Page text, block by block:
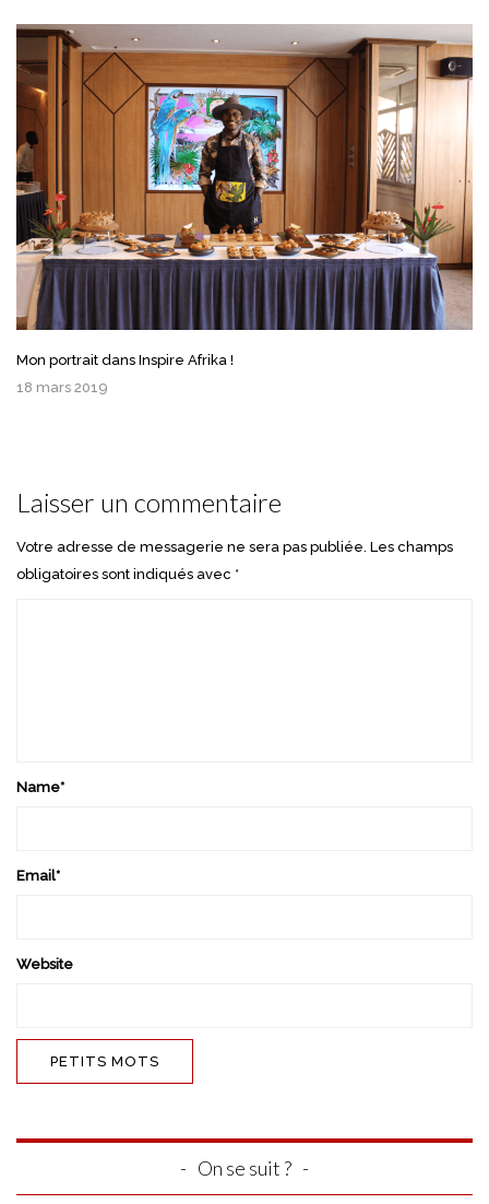
Mon portrait dans Inspire Afrika !
18 mars 2019
Laisser un commentaire
Votre adresse de messagerie ne sera pas publiée. Les champs
obligatoires sont indiqués avec *
Name*
Email*
Website
On se suit ?